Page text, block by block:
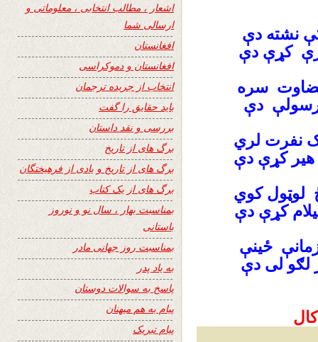
نشته دې
کړې دې
سره
رسولې دې
نفرت لري
هير کړې دې
کوي
کړې دې
ځينې
لی دې
اشعار ، مطالب انتخابی ، معلوماتی و
ارسالی شما
افغانستان
افغانستان و دموکراسی
انتخاب از جریده ترجمان
باید حقایق را گفت
بررسی و نقد داستان
برگ های از تاریخ
برگ های از تاریخ و یادی از فرهیختگان
برگ های از یک کتاب
بمناسبت بهار ، سال نو و نوروز
باستانی
بمناسبت روز جهانی مادر
به یاد پدر
پاسخ به سوالات دوستان
پیام به هم میهنان
پیام تبریک